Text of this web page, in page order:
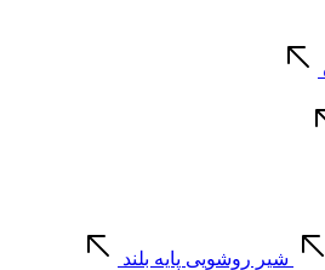
شیر روشویی پایه بلند